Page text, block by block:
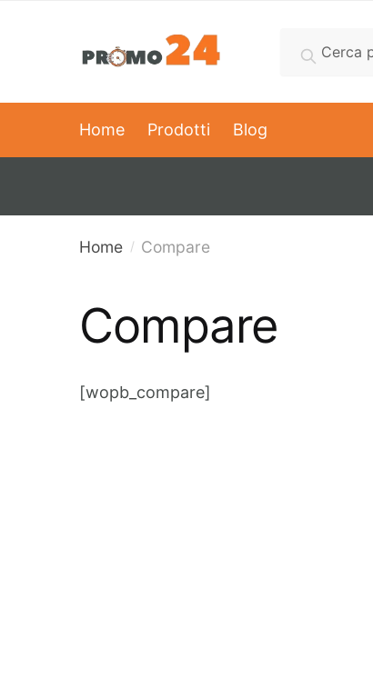
Cerca
Home Prodotti Blog
Home / Compare
Compare
[wopb_compare]